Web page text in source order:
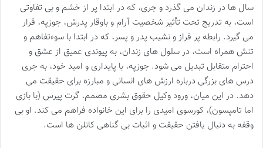
سال ها در زندان می گذرد و جری، که در ابتدا پر از خشم و بی تفاوتی
است، به تدریج تحت تأثیر شخصیت آرام و باوقار پدرش، جوزپه، قرار
می گیرد. رابطه پر فراز و نشیب پدر و پسر، که در ابتدا با سوءتفاهم و
تنش همراه است، در سلول های زندان، به پیوندی عمیق از عشق و
احترام متقابل تبدیل می شود. جوزپه، با پایداری و امید خود، به جری
درس های بزرگی درباره ارزش های انسانی و مبارزه برای حقیقت می
دهد. در این میان، ورود وکیل حقوق بشری مصمم، گرت پیرس (با بازی
اما تامپسون)، کورسوی امیدی را برای این خانواده فراهم می کند. او بی
وقفه به دنبال یافتن حقیقت و اثبات بی گناهی کانلن ها است.